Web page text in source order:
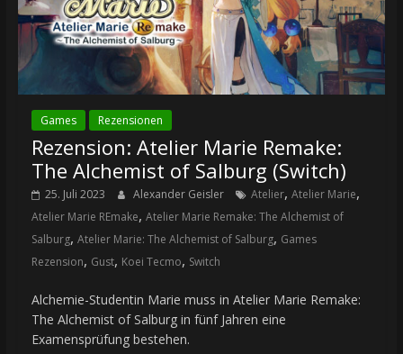
Games Rezensionen
Rezension: Atelier Marie Remake:
The Alchemist of Salburg (Switch)
25. Juli 2023 Alexander Geisler Atelier, Atelier Marie,
Atelier Marie REmake, Atelier Marie Remake: The Alchemist of
Salburg, Atelier Marie: The Alchemist of Salburg, Games
Rezension, Gust, Koei Tecmo, Switch
Alchemie-Studentin Marie muss in Atelier Marie Remake:
The Alchemist of Salburg in fünf Jahren eine
Examensprüfung bestehen.